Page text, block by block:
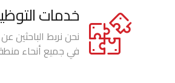
خدمات
نحن نربط
في جميع أنحاء